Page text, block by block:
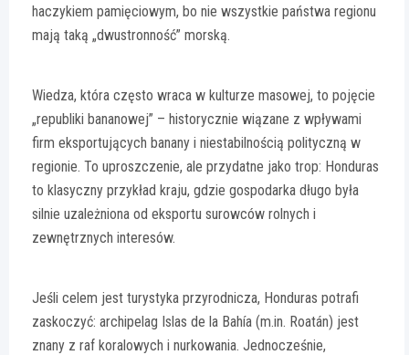
haczykiem pamięciowym, bo nie wszystkie państwa regionu
mają taką „dwustronność” morską.
Wiedza, która często wraca w kulturze masowej, to pojęcie
„republiki bananowej” – historycznie wiązane z wpływami
firm eksportujących banany i niestabilnością polityczną w
regionie. To uproszczenie, ale przydatne jako trop: Honduras
to klasyczny przykład kraju, gdzie gospodarka długo była
silnie uzależniona od eksportu surowców rolnych i
zewnętrznych interesów.
Jeśli celem jest turystyka przyrodnicza, Honduras potrafi
zaskoczyć: archipelag Islas de la Bahía (m.in. Roatán) jest
znany z raf koralowych i nurkowania. Jednocześnie,